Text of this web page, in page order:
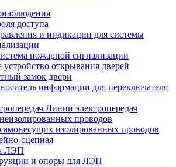
доступа
и индикации для системы
пожарной сигнализации
устройство открывания дверей
замок двери
информации для переключателя
Линии электропередач
проводов
изолированных проводов
сцепная
ЛЭП
и опоры для ЛЭП